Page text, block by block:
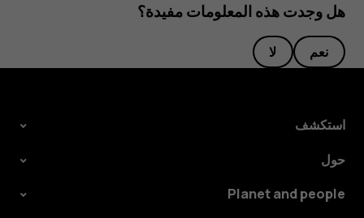
هل وجدت هذه المعلومات مفيدة؟
نعم لا
استكشف
حول
Planet and people